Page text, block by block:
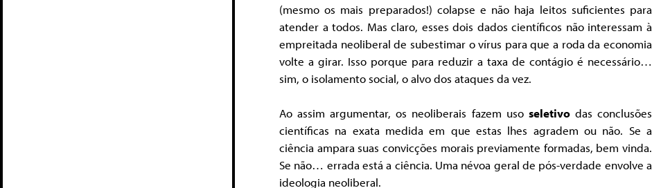
(mesmo os mais preparados!) colapse e não haja leitos suficientes para
atender a todos. Mas claro, esses dois dados científicos não interessam à
empreitada neoliberal de subestimar o vírus para que a roda da economia
volte a girar. Isso porque para reduzir a taxa de contágio é necessário…
sim, o isolamento social, o alvo dos ataques da vez.
Ao assim argumentar, os neoliberais fazem uso seletivodas conclusões
científicas na exata medida em que estas lhes agradem ou não. Se a
ciência ampara suas convicções morais previamente formadas, bem vinda.
Se não… errada está a ciência. Uma névoa geral de pós-verdade envolve a
ideologia neoliberal.